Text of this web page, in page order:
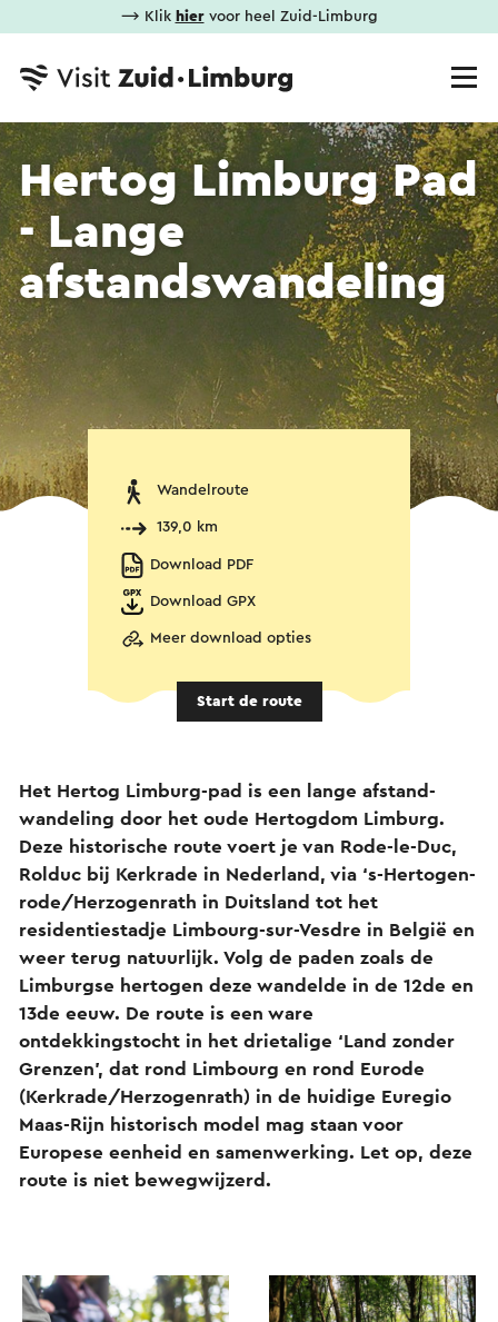
⟶ Klik hiervoor heel Zuid-Limburg
Hertog Limburg Pad
- Lange
afstandswandeling
Wandelroute
139,0 km
Download PDF
Download GPX
Meer download opties
Start de route
Het Hertog Limburg-pad is een lange afstand-
wandeling door het oude Hertogdom Limburg.
Deze historische route voert je van Rode-le-Duc,
Rolduc bij Kerkrade in Nederland, via ‘s-Hertogen-
rode/Herzogenrath in Duitsland tot het
residentiestadje Limbourg-sur-Vesdre in België en
weer terug natuurlijk. Volg de paden zoals de
Limburgse hertogen deze wandelde in de 12de en
13de eeuw. De route is een ware
ontdekkingstocht in het drietalige ‘Land zonder
Grenzen’, dat rond Limbourg en rond Eurode
(Kerkrade/Herzogenrath) in de huidige Euregio
Maas-Rijn historisch model mag staan voor
Europese eenheid en samenwerking. Let op, deze
route is niet bewegwijzerd.